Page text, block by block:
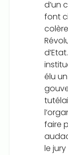
d’un
font
élu
faire
le jury